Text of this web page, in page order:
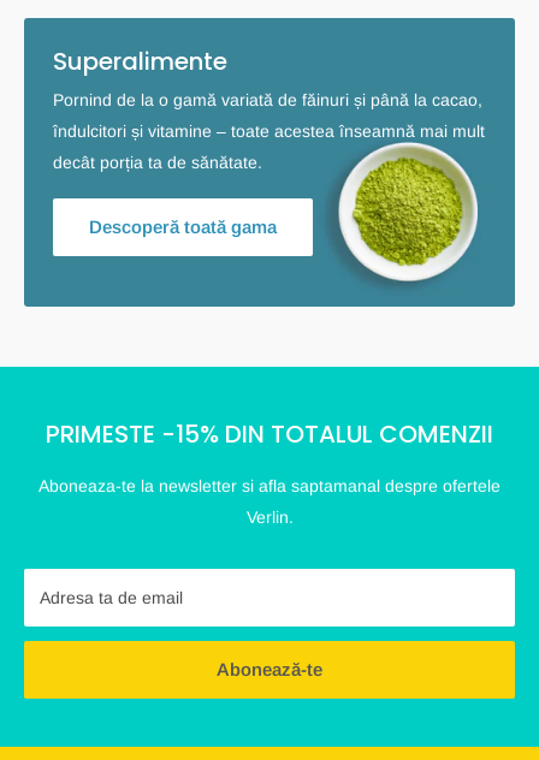
Superalimente
Pornind de la o gamă variată de făinuri și până la cacao,
îndulcitori și vitamine – toate acestea înseamnă mai mult
decât porția ta de sănătate.
Descoperă toată gama
PRIMESTE -15% DIN TOTALUL COMENZII
Aboneaza-te la newsletter si afla saptamanal despre ofertele
Verlin.
Adresa ta de email
Abonează-te